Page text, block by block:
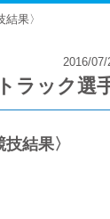
果〉
2016/07/
ラック選
結果〉